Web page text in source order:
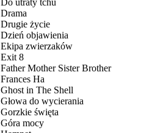
Do utraty tchu
Drama
Drugie życie
Dzień objawienia
Ekipa zwierzaków
Exit 8
Father Mother Sister Brother
Frances Ha
Ghost in The Shell
Głowa do wycierania
Gorzkie święta
Góra mocy